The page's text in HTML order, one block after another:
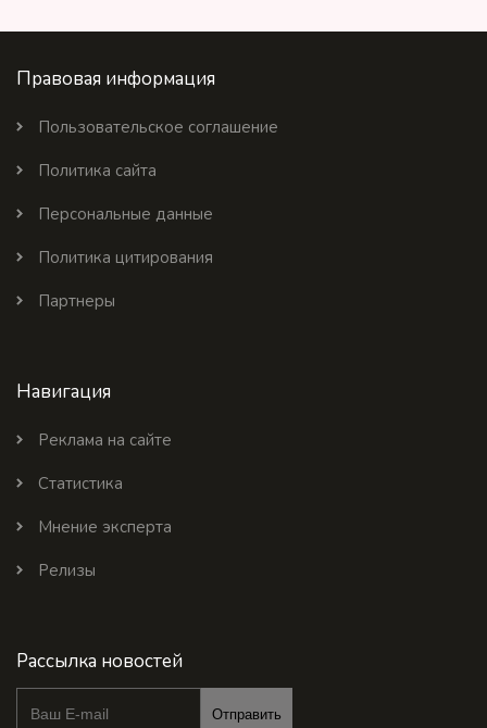
Правовая информация
Пользовательское соглашение
Политика сайта
Персональные данные
Политика цитирования
Партнеры
Навигация
Реклама на сайте
Статистика
Мнение эксперта
Релизы
Рассылка новостей
Отправить